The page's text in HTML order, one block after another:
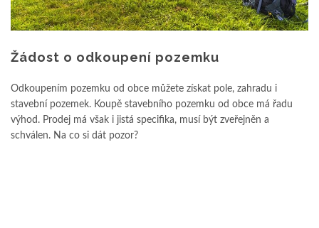
Žádost o odkoupení pozemku
Odkoupením pozemku od obce můžete získat pole, zahradu i
stavební pozemek. Koupě stavebního pozemku od obce má řadu
výhod. Prodej má však i jistá specifika, musí být zveřejněn a
schválen. Na co si dát pozor?